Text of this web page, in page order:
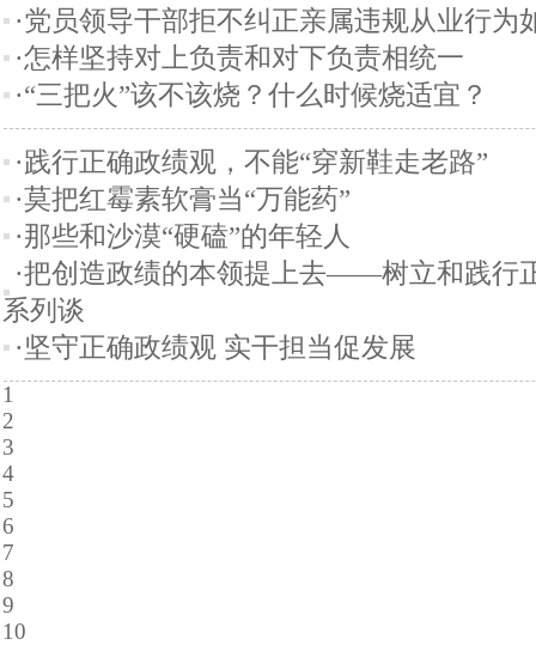
·党员领导干部拒不纠正亲属违规从业行为
·怎样坚持对上负责和对下负责相统一
·“三把火”该不该烧？什么时候烧适宜？
·践行正确政绩观，不能“穿新鞋走老路”
·莫把红霉素软膏当“万能药”
·那些和沙漠“硬磕”的年轻人
·把创造政绩的本领提上去——树立和践行
系列谈
·坚守正确政绩观 实干担当促发展
1
2
3
4
5
6
7
8
9
10